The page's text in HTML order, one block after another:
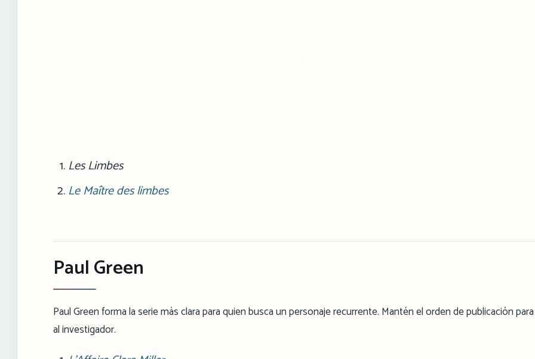
Les Limbes
Le Maître des limbes
Paul Green
Paul Green forma la serie más clara para quien busca un personaje recurrente. Mantén el orden de publicación
al investigador.